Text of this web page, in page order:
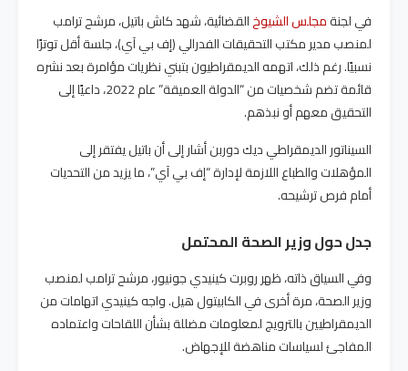
في لجنةمجلس الشيوخالقضائية، شهد كاش باتيل، مرشح ترامب
لمنصب مدير مكتب التحقيقات الفدرالي (إف بي آي)، جلسة أقل توترًا
نسبيًا. رغم ذلك، اتهمه الديمقراطيون بتبني نظريات مؤامرة بعد نشره
قائمة تضم شخصيات من “الدولة العميقة” عام 2022، داعيًا إلى
التحقيق معهم أو نبذهم.
السيناتور الديمقراطي ديك دوربن أشار إلى أن باتيل يفتقر إلى
المؤهلات والطباع اللازمة لإدارة “إف بي آي”، ما يزيد من التحديات
أمام فرص ترشيحه.
جدل حول وزير الصحة المحتمل
وفي السياق ذاته، ظهر روبرت كينيدي جونيور، مرشح ترامب لمنصب
وزير الصحة، مرة أخرى في الكابيتول هيل. واجه كينيدي اتهامات من
الديمقراطيين بالترويج لمعلومات مضللة بشأن اللقاحات واعتماده
المفاجئ لسياسات مناهضة للإجهاض.